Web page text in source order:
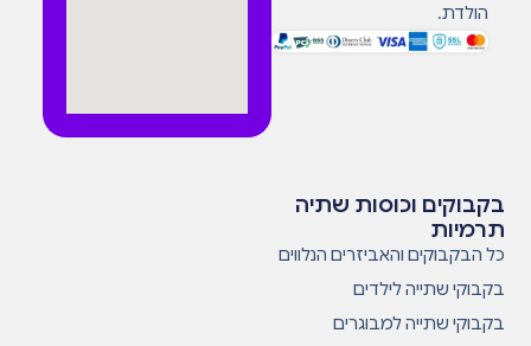
הולדת.
בקבוקים וכוסות שתיה
תרמיות
כל הבקבוקים והאביזרים הנלווים
בקבוקי שתייה לילדים
בקבוקי שתייה למבוגרים